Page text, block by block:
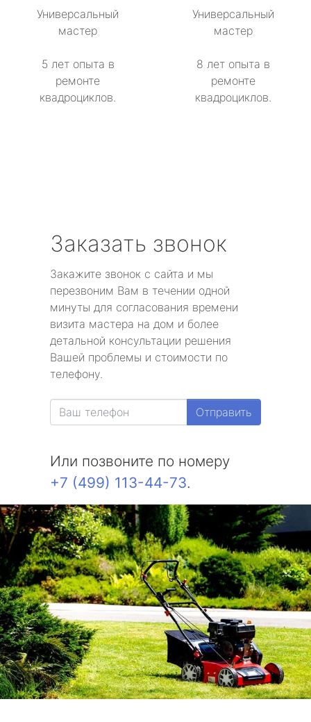
Универсальный
мастер
5 лет опыта в
ремонте
квадроциклов.
Универсальный
мастер
8 лет опыта в
ремонте
квадроциклов.
Заказать звонок
Закажите звонок с сайта и мы
перезвоним Вам в течении одной
минуты для согласования времени
визита мастера на дом и более
детальной консультации решения
Вашей проблемы и стоимости по
телефону.
Отправить
Или позвоните по номеру
+7 (499) 113-44-73.